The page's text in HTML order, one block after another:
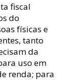
2026
fiscal
do
físicas e
tanto
da
uso em
renda; para